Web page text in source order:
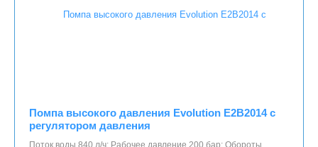
Помпа высокого давления Evolution E2B2014 c
регулятором давления
Поток воды 840 л/ч; Рабочее давление 200 бар; Обороты